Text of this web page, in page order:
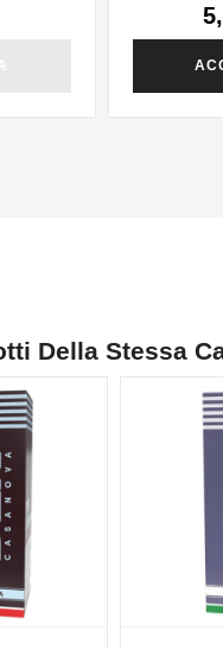
Della Stessa